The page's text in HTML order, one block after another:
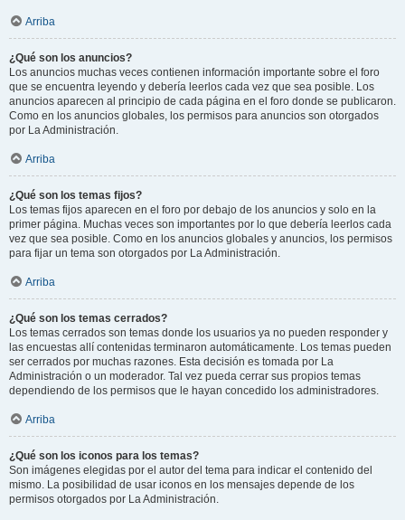
Arriba
¿Qué son los anuncios?
Los anuncios muchas veces contienen información importante sobre el foro
que se encuentra leyendo y debería leerlos cada vez que sea posible. Los
anuncios aparecen al principio de cada página en el foro donde se publicaron.
Como en los anuncios globales, los permisos para anuncios son otorgados
por La Administración.
Arriba
¿Qué son los temas fijos?
Los temas fijos aparecen en el foro por debajo de los anuncios y solo en la
primer página. Muchas veces son importantes por lo que debería leerlos cada
vez que sea posible. Como en los anuncios globales y anuncios, los permisos
para fijar un tema son otorgados por La Administración.
Arriba
¿Qué son los temas cerrados?
Los temas cerrados son temas donde los usuarios ya no pueden responder y
las encuestas allí contenidas terminaron automáticamente. Los temas pueden
ser cerrados por muchas razones. Esta decisión es tomada por La
Administración o un moderador. Tal vez pueda cerrar sus propios temas
dependiendo de los permisos que le hayan concedido los administradores.
Arriba
¿Qué son los iconos para los temas?
Son imágenes elegidas por el autor del tema para indicar el contenido del
mismo. La posibilidad de usar iconos en los mensajes depende de los
permisos otorgados por La Administración.